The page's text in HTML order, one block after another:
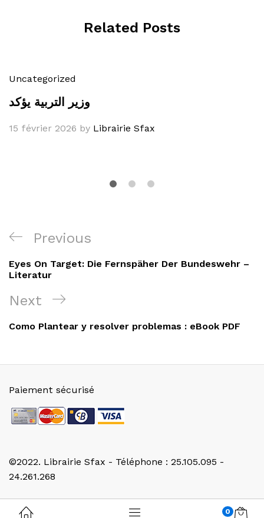
Related Posts
Uncategorized
وزير التربية يؤكد
15 février 2026 by Librairie Sfax
Navigation
de
l’article
Previous
Post
Previous
Eyes On Target: Die Fernspäher Der Bundeswehr –
Literatur
Next
Post
Next
Como Plantear y resolver problemas : eBook PDF
©2022. Librairie Sfax - Téléphone : 25.105.095 -
24.261.268
Paiement sécurisé
0